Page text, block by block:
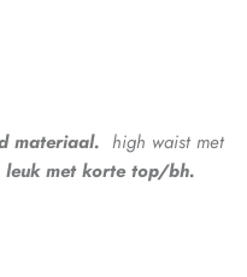
materiaal. high waist met
leuk met korte top/bh.